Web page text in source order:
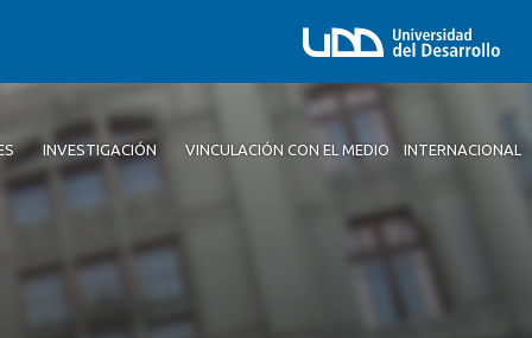
INVESTIGACIÓN VINCULACIÓN CON EL MEDIO INTERNACIONAL